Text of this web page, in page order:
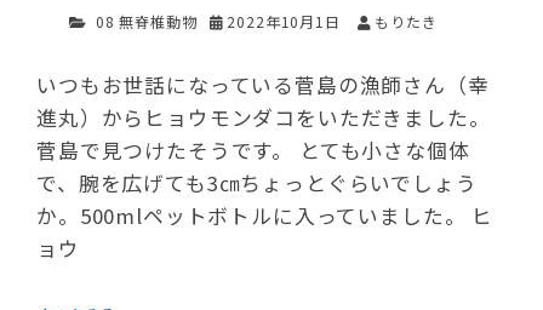
08 無脊椎動物 2022年10月1日 もりたき
いつもお世話になっている菅島の漁師さん（幸
進丸）からヒョウモンダコをいただきました。
菅島で見つけたそうです。 とても小さな個体
で、腕を広げても3㎝ちょっとぐらいでしょう
か。500mlペットボトルに入っていました。 ヒ
ョウ